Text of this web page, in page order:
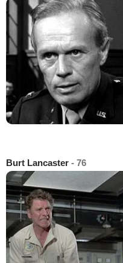
Burt Lancaster - 76